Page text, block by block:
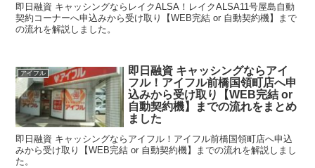
即日融資 キャッシングならレイクALSA！レイクALSA11号屋島自動
契約コーナーへ申込みから受け取り【WEB完結 or 自動契約機】まで
の流れを解説しました。
アイフル
即日融資 キャッシングならアイ
フル！アイフル前橋国領町店へ申
込みから受け取り【WEB完結 or
自動契約機】までの流れをまとめ
ました
即日融資 キャッシングならアイフル！アイフル前橋国領町店へ申込
みから受け取り【WEB完結 or 自動契約機】までの流れを解説しまし
た。